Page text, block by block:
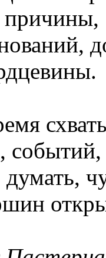
событий,